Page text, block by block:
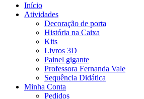
Início
Atividades
Decoração de porta
História na Caixa
Kits
Livros 3D
Painel gigante
Professora Fernanda Vale
Sequência Didática
Minha Conta
Pedidos